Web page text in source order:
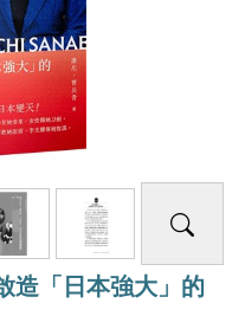
造「日本強大」的